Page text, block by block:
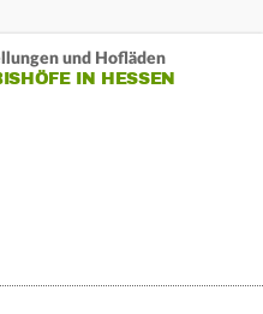
und Hofläden
IN HESSEN